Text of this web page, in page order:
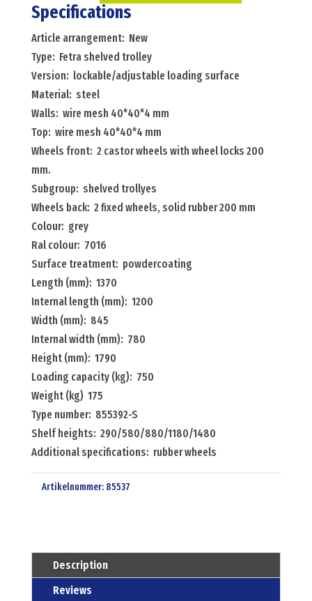
warehouse
trolley
fetra
shelved
trolley
lockable/adjustable
loading
surface
Menge
Specifications
Article arrangement: New
Type: Fetra shelved trolley
Version: lockable/adjustable loading surface
Material: steel
Walls: wire mesh 40*40*4 mm
Top: wire mesh 40*40*4 mm
Wheels front: 2 castor wheels with wheel locks 200
mm.
Subgroup: shelved trollyes
Wheels back: 2 fixed wheels, solid rubber 200 mm
Colour: grey
Ral colour: 7016
Surface treatment: powdercoating
Length (mm): 1370
Internal length (mm): 1200
Width (mm): 845
Internal width (mm): 780
Height (mm): 1790
Loading capacity (kg): 750
Weight (kg) 175
Type number: 855392-S
Shelf heights: 290/580/880/1180/1480
Additional specifications: rubber wheels
Artikelnummer: 85537
Description
Reviews